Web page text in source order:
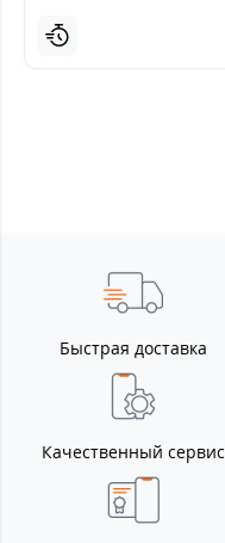
Быстрая доставка
Качественный сервис